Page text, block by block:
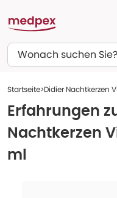
Suchen
Startseite Didier Nachtkerzen
Erfahrungen
Nachtkerzen
ml